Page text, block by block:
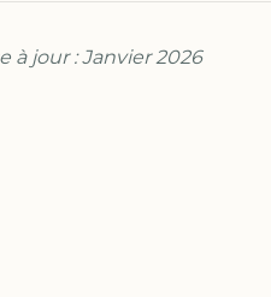
à jour : Janvier 2026